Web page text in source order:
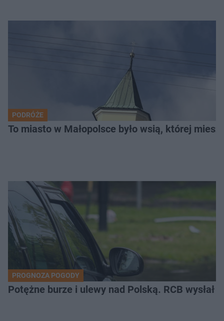
PODRÓŻE
To miasto w Małopolsce było wsią, której
PROGNOZA POGODY
Potężne burze i ulewy nad Polską. RCB